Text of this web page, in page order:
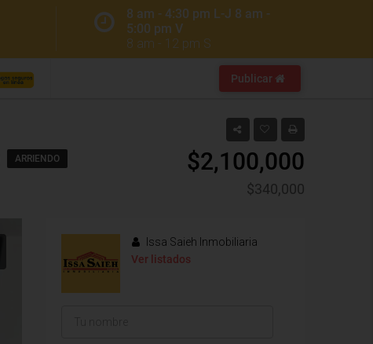
8 am - 4:30 pm L-J 8 am -
5:00 pm V
8 am - 12 pm S
Publicar
ARRIENDO $2,100,000
$340,000
Issa Saieh Inmobiliaria
Ver listados